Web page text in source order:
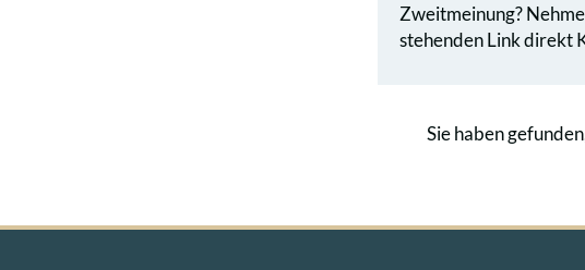
Zweit­meinung?
stehenden Link direkt
Sie haben